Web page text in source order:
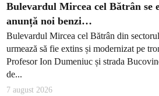
Bulevardul Mircea cel Bătrân se
anunță noi benzi…
Bulevardul Mircea cel Bătrân din
urmează să fie extins și modernizat pe
Profesor Ion Dumeniuc și strada
de...
7 august 2026